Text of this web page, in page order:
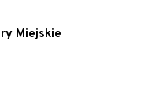
Miejskie